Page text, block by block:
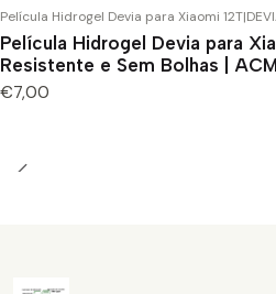
Película Hidrogel Devia para Xiaomi 12T|
Película Hidrogel Devia para
Resistente e Sem Bolhas |
€7,00